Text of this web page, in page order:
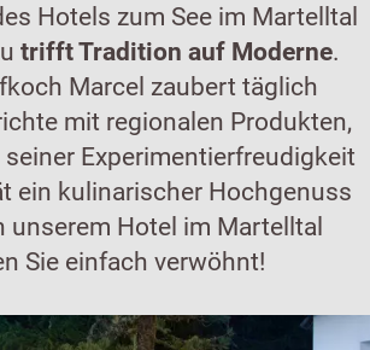
Hotels zum See im Martelltal
trifft Tradition auf Moderne.
Marcel zaubert täglich
mit regionalen Produkten,
Experimentierfreudigkeit
ein kulinarischer Hochgenuss
unserem Hotel im Martelltal
Sie einfach verwöhnt!